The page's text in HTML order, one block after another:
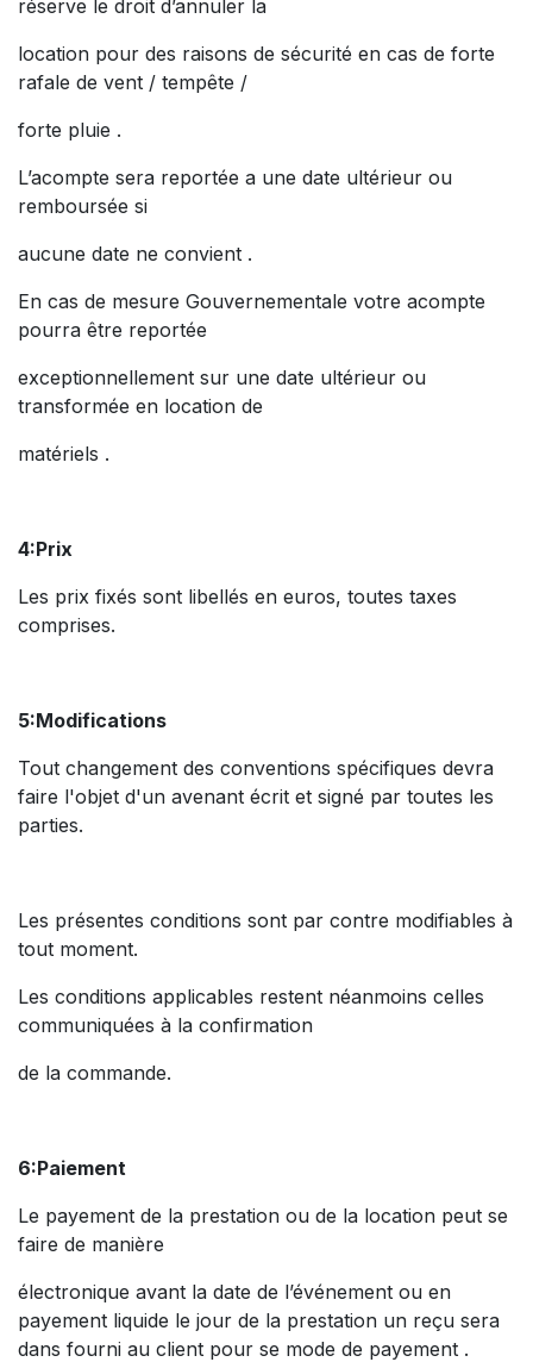
réserve le droit d’annuler la
location pour des raisons de sécurité en cas de forte
rafale de vent / tempête /
forte pluie .
L’acompte sera reportée a une date ultérieur ou
remboursée si
aucune date ne convient .
En cas de mesure Gouvernementale votre acompte
pourra être reportée
exceptionnellement sur une date ultérieur ou
transformée en location de
matériels .
4:Prix
Les prix fixés sont libellés en euros, toutes taxes
comprises.
5:Modifications
Tout changement des conventions spécifiques devra
faire l'objet d'un avenant écrit et signé par toutes les
parties.
Les présentes conditions sont par contre modifiables à
tout moment.
Les conditions applicables restent néanmoins celles
communiquées à la confirmation
de la commande.
6:Paiement
Le payement de la prestation ou de la location peut se
faire de manière
électronique avant la date de l’événement ou en
payement liquide le jour de la prestation un reçu sera
dans fourni au client pour se mode de payement .